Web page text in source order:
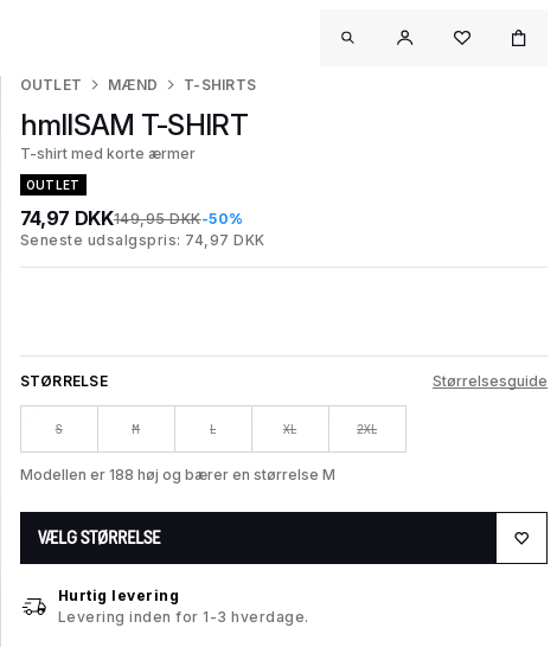
OUTLET MÆND T-SHIRTS
hmlISAM T-SHIRT
T-shirt med korte ærmer
OUTLET
74,97 DKK149,95 DKK-50%
Seneste udsalgspris: 74,97 DKK
STØRRELSE Størrelsesguide
S M L XL 2XL
Modellen er 188 høj og bærer en størrelse M
VÆLG STØRRELSE
Hurtig levering
Levering inden for 1-3 hverdage.